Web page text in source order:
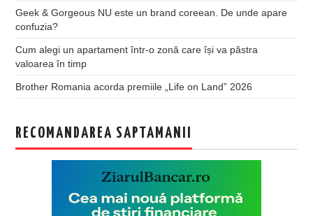
Geek & Gorgeous NU este un brand coreean. De unde apare
confuzia?
Cum alegi un apartament într-o zonă care își va păstra
valoarea în timp
Brother Romania acorda premiile „Life on Land” 2026
RECOMANDAREA SAPTAMANII